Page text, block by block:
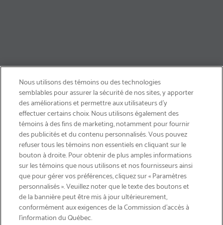
LIVRAISON GRATUITE
Courriel
Nous utilisons des témoins ou des technologies
semblables pour assurer la sécurité de nos sites, y apporter
des améliorations et permettre aux utilisateurs d’y
effectuer certains choix. Nous utilisons également des
témoins à des fins de marketing, notamment pour fournir
des publicités et du contenu personnalisés. Vous pouvez
refuser tous les témoins non essentiels en cliquant sur le
bouton à droite. Pour obtenir de plus amples informations
sur les témoins que nous utilisons et nos fournisseurs ainsi
que pour gérer vos préférences, cliquez sur « Paramètres
personnalisés ». Veuillez noter que le texte des boutons et
de la bannière peut être mis à jour ultérieurement,
conformément aux exigences de la Commission d’accès à
l’information du Québec.